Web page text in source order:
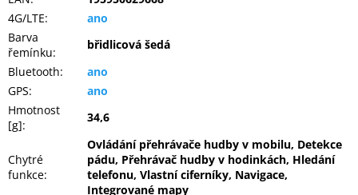
Akční
TONERY
A
OEM
Sestavy
Kamerové
4G/LTE:
ano
Barva
řemínku:
břidlicová šedá
Bluetooth:
ano
GPS:
ano
Hmotnost
[g]:
34,6
Chytré
funkce:
Ovládání přehrávače hudby v mobilu, Detekce
pádu, Přehrávač hudby v hodinkách, Hledání
telefonu, Vlastní ciferníky, Navigace,
Integrované mapy